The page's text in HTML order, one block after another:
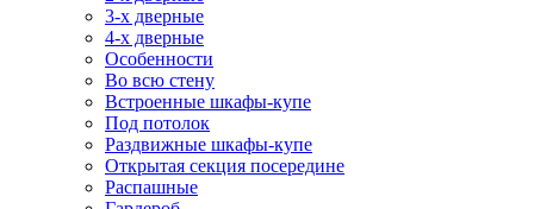
3-х дверные
4-х дверные
Особенности
Во всю стену
Встроенные шкафы-купе
Под потолок
Раздвижные шкафы-купе
Открытая секция посередине
Распашные